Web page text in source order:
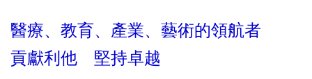
醫療、教育、產業、藝術的領航者
貢獻利他 堅持卓越